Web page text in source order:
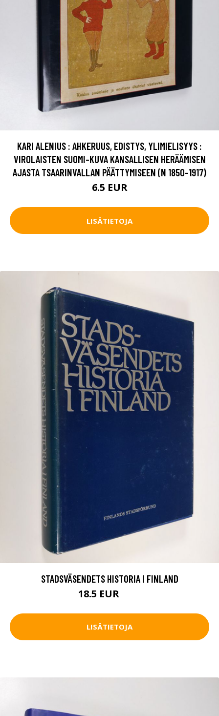
KARI ALENIUS : AHKERUUS, EDISTYS, YLIMIELISYYS :
VIROLAISTEN SUOMI-KUVA KANSALLISEN HERÄÄMISEN
AJASTA TSAARINVALLAN PÄÄTTYMISEEN (N 1850-1917)
6.5 EUR
LISÄTIETOJA
STADSVÄSENDETS HISTORIA I FINLAND
18.5 EUR
LISÄTIETOJA